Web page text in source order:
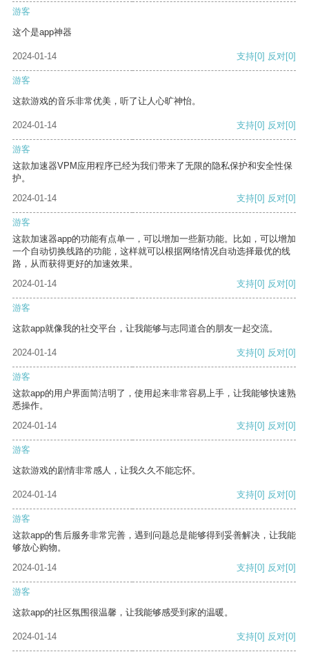
游客
这个是app神器
2024-01-14 支持[0] 反对[0]
游客
这款游戏的音乐非常优美，听了让人心旷神怡。
2024-01-14 支持[0] 反对[0]
游客
这款加速器VPM应用程序已经为我们带来了无限的隐私保护和安全性保
护。
2024-01-14
支持[0] 反对[0]
游客
这款加速器app的功能有点单一，可以增加一些新功能。比如，可以增加
一个自动切换线路的功能，这样就可以根据网络情况自动选择最优的线
路，从而获得更好的加速效果。
2024-01-14
支持[0] 反对[0]
游客
这款app就像我的社交平台，让我能够与志同道合的朋友一起交流。
2024-01-14 支持[0] 反对[0]
游客
这款app的用户界面简洁明了，使用起来非常容易上手，让我能够快速熟
悉操作。
2024-01-14
支持[0] 反对[0]
游客
这款游戏的剧情非常感人，让我久久不能忘怀。
2024-01-14 支持[0] 反对[0]
游客
这款app的售后服务非常完善，遇到问题总是能够得到妥善解决，让我能
够放心购物。
2024-01-14
支持[0] 反对[0]
游客
这款app的社区氛围很温馨，让我能够感受到家的温暖。
2024-01-14 支持[0] 反对[0]